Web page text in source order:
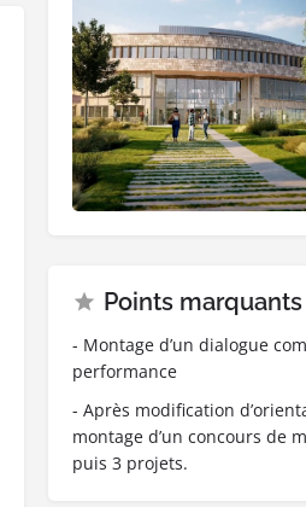
Points marquants
- Montage d’un dialogue
performance
- Après modification
montage d’un concours de
puis 3 projets.